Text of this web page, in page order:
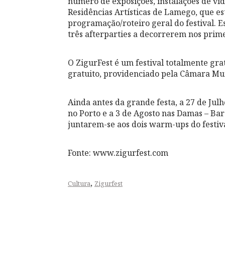
Residências Artísticas de Lamego, que
programação/roteiro geral do festival.
três afterparties a decorrerem nos
O ZigurFest é um festival totalmente
gratuito, providenciado pela Câmara
Ainda antes da grande festa, a 27 de
no Porto e a 3 de Agosto nas Damas –
juntarem-se aos dois warm-ups do
Fonte: www.zigurfest.com
Cultura, Zigurfest